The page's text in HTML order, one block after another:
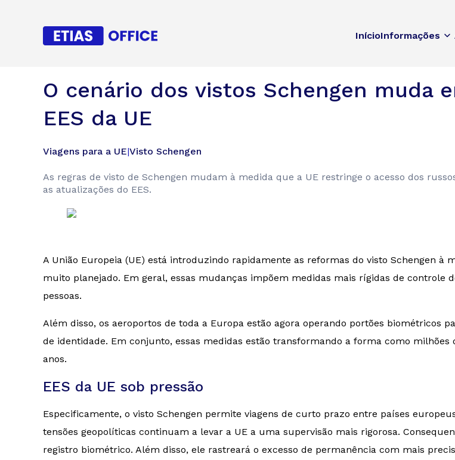
InícioInformações
O cenário dos vistos Schengen muda
EES da UE
Viagens para a UE|Visto Schengen
As regras de visto de Schengen mudam à medida que a UE restringe o acesso dos
as atualizações do EES.
A União Europeia (UE) está introduzindo rapidamente as reformas do visto Schengen à
muito planejado. Em geral, essas mudanças impõem medidas mais rígidas de controle
pessoas.
Além disso, os aeroportos de toda a Europa estão agora operando portões biométricos
de identidade. Em conjunto, essas medidas estão transformando a forma como
anos.
EES da UE sob pressão
Especificamente, o visto Schengen permite viagens de curto prazo entre países
tensões geopolíticas continuam a levar a UE a uma supervisão mais rigorosa.
registro biométrico. Além disso, ele rastreará o excesso de permanência com mais